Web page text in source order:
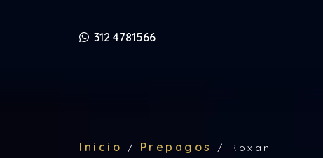
312 4781566
Inicio / Prepagos / Roxan